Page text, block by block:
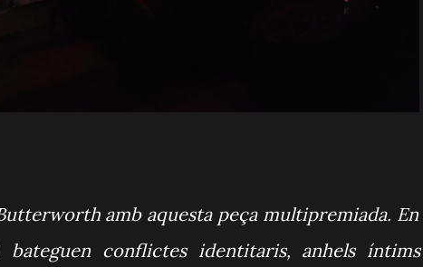
amb aquesta peça multipremiada. En
bateguen conflictes identitaris, anhels